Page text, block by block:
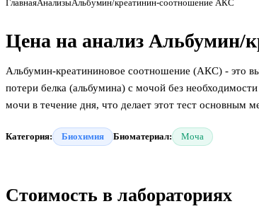
ГлавнаяАнализыАльбумин/креатинин-соотношение АКС
Цена на анализ Альбумин/
Альбумин-креатининовое соотношение (АКС) - это
потери белка (альбумина) с мочой без
мочи в течение дня, что делает этот тест основным
Категория: Биохимия Биоматериал: Моча
Стоимость в лабораториях